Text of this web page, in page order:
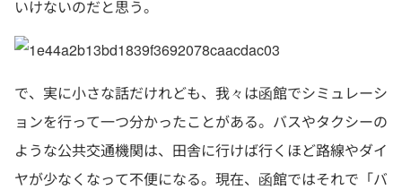
いけないのだと思う。
で、実に小さな話だけれども、我々は函館でシミュレーシ
ョンを行って一つ分かったことがある。バスやタクシーの
ような公共交通機関は、田舎に行けば行くほど路線やダイ
ヤが少なくなって不便になる。現在、函館ではそれで「バ